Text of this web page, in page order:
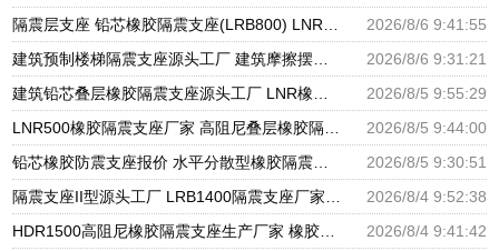
2026/8/6 9:41:55
2026/8/6 9:31:21
2026/8/5 9:55:29
2026/8/5 9:44:00
2026/8/5 9:30:51
2026/8/4 9:52:38
2026/8/4 9:41:42